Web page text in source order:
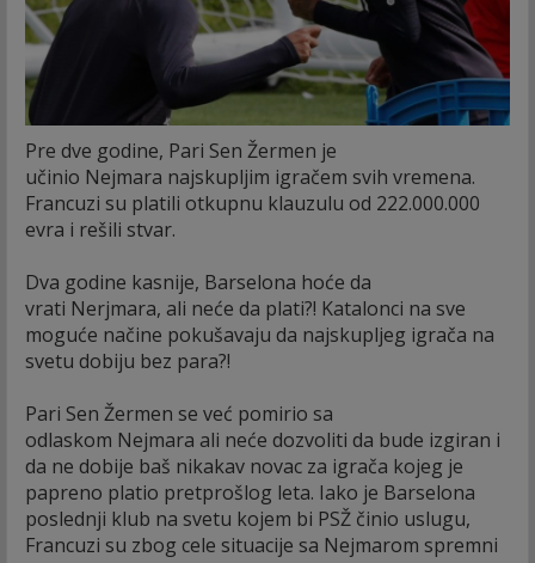
Pre dve godine, Pari Sen Žermen je
učinio Nejmara najskupljim igračem svih vremena.
Francuzi su platili otkupnu klauzulu od 222.000.000
evra i rešili stvar.
Dva godine kasnije, Barselona hoće da
vrati Nerjmara, ali neće da plati?! Katalonci na sve
moguće načine pokušavaju da najskupljeg igrača na
svetu dobiju bez para?!
Pari Sen Žermen se već pomirio sa
odlaskom Nejmara ali neće dozvoliti da bude izgiran i
da ne dobije baš nikakav novac za igrača kojeg je
papreno platio pretprošlog leta. Iako je Barselona
poslednji klub na svetu kojem bi PSŽ činio uslugu,
Francuzi su zbog cele situacije sa Nejmarom spremni